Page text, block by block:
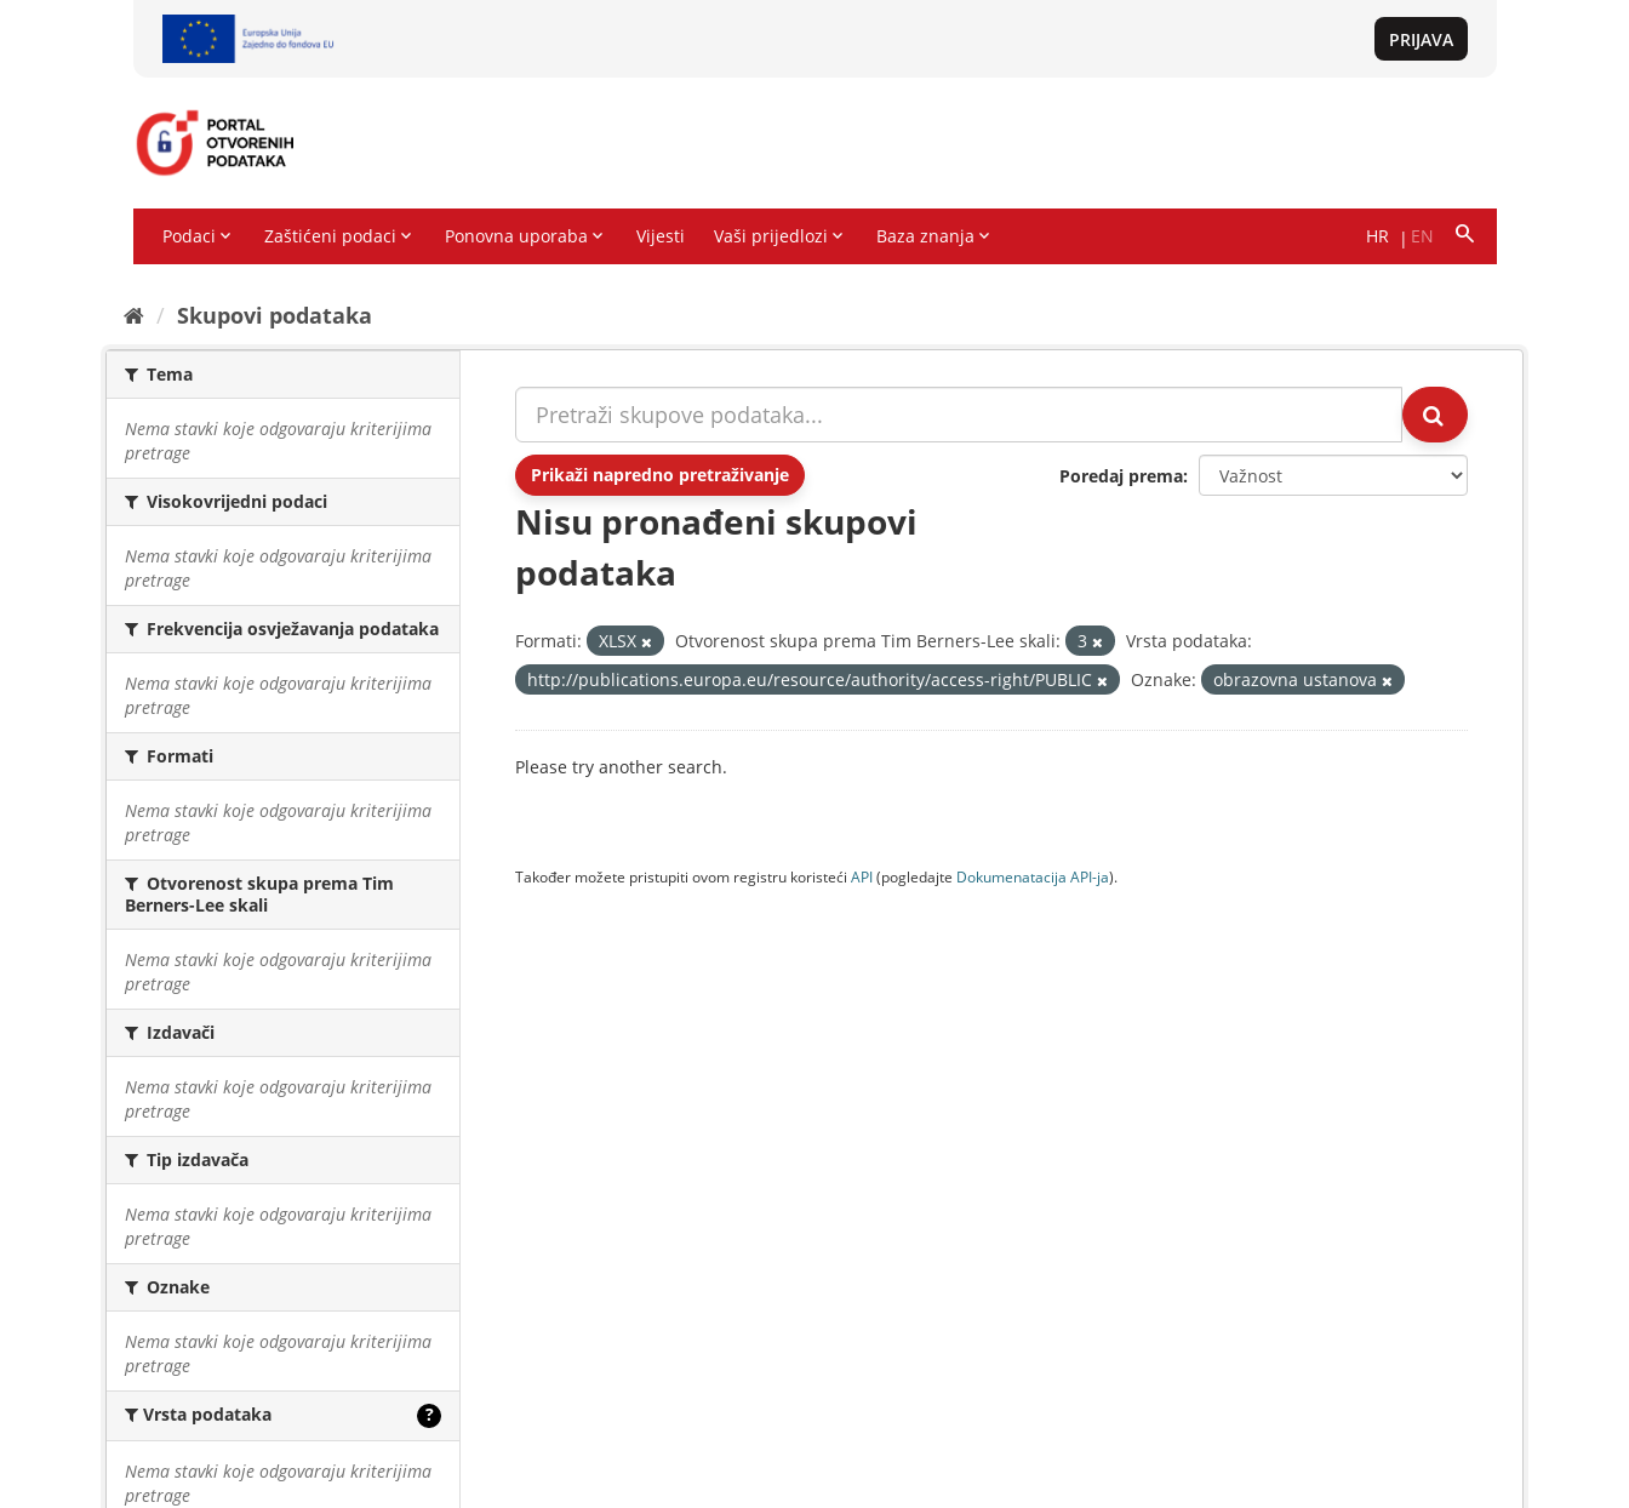
Skupovi podаtаkа
Tema
Nema stavki koje odgovaraju kriterijima
pretrage
Visokovrijedni podaci
Nema stavki koje odgovaraju kriterijima
pretrage
Frekvencija osvježavanja podataka
Nema stavki koje odgovaraju kriterijima
pretrage
Formati
Nema stavki koje odgovaraju kriterijima
pretrage
Otvorenost skupa prema Tim
Berners-Lee skali
Nema stavki koje odgovaraju kriterijima
pretrage
Izdavači
Nema stavki koje odgovaraju kriterijima
pretrage
Tip izdavača
Nema stavki koje odgovaraju kriterijima
pretrage
Oznake
Nema stavki koje odgovaraju kriterijima
pretrage
Vrsta podataka ?
Nema stavki koje odgovaraju kriterijima
pretrage
Prikaži napredno pretraživanje Poredaj prema
Nisu pronađeni skupovi
podataka
Formati: XLSX Otvorenost skupa prema Tim Berners-Lee skali: 3
Vrsta podataka:
http://publications.europa.eu/resource/authority/access-right/PUBLIC
Oznake: obrazovna ustanova
Please try another search.
Također možete pristupiti ovom registru koristeći API(pogledajte Dokumenаtаcijа API-jа).